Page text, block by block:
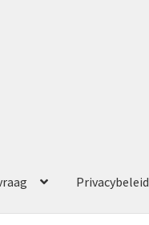
Privacybeleid